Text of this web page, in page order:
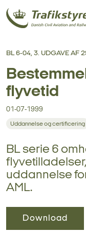
BL 6-04, 3. UDGAVE AF
flyvetid
01-07-1999
Uddannelse og certificering
BL serie 6
uddannelse
AML.
Download